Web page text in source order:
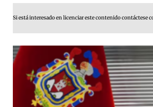
Si está interesado en licenciar este contenido contáctese